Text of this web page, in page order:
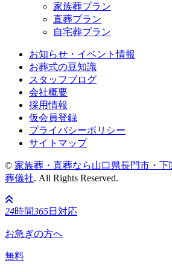
家族葬プラン
直葬プラン
自宅葬プラン
お知らせ・イベント情報
お葬式の豆知識
スタッフブログ
会社概要
採用情報
仮会員登録
プライバシーポリシー
サイトマップ
© 家族葬・直葬なら山口県長門市・
葬儀社. All Rights Reserved.
24時間365日対応
お急ぎの方へ
無料